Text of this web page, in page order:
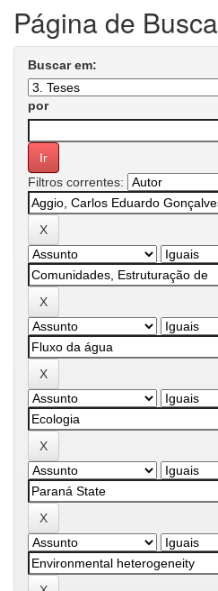
Página de Busca
Buscar em:
por
Filtros correntes: